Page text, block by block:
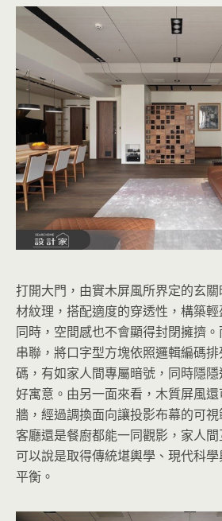
打開大門，由實木屏風所界定的玄
材紋理，搭配適度的穿透性，構築
同時，空間感也不會顯得封閉擁擠
串聯，將口字型方塊依照邏輯編碼
碼，有如家人間專屬暗號，同時隱
好寓意。由另一面來看，木質屏風
牆，經過調換面向讓投影布幕的可
客廳還是餐廚都能一同觀影，家人間
可以說是取得傳統堪輿學、現代科
平衡。